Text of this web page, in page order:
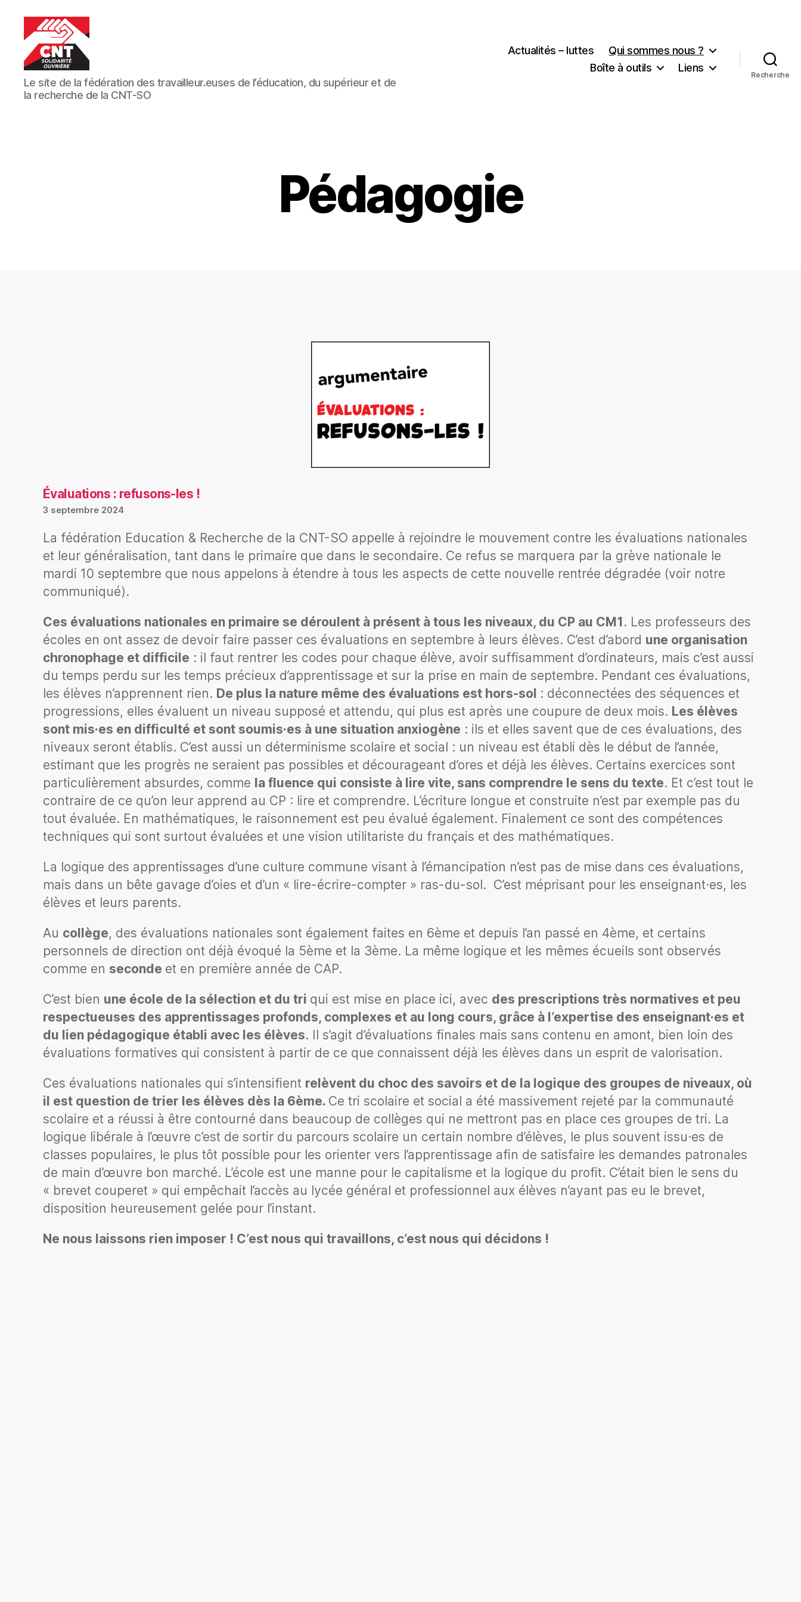
CNT-
SO
Educ
Le site de la fédération des travailleur.euses de l’éducation, du supérieur et de
la recherche de la CNT-SO
Actualités – luttes
Qui sommes nous ?
Boîte à outils
Liens
Recherche
Pédagogie
Évaluations : refusons-les !
3 septembre 2024
La fédération Education & Recherche de la CNT-SO appelle à rejoindre le mouvement contre les évaluations nationales
et leur généralisation, tant dans le primaire que dans le secondaire. Ce refus se marquera par la grève nationale le
mardi 10 septembre que nous appelons à étendre à tous les aspects de cette nouvelle rentrée dégradée (voir notre
communiqué).
Ces évaluations nationales en primaire se déroulent à présent à tous les niveaux, du CP au CM1. Les professeurs des
écoles en ont assez de devoir faire passer ces évaluations en septembre à leurs élèves. C’est d’abord une organisation
chronophage et difficile : il faut rentrer les codes pour chaque élève, avoir suffisamment d’ordinateurs, mais c’est aussi
du temps perdu sur les temps précieux d’apprentissage et sur la prise en main de septembre. Pendant ces évaluations,
les élèves n’apprennent rien. De plus la nature même des évaluations est hors-sol : déconnectées des séquences et
progressions, elles évaluent un niveau supposé et attendu, qui plus est après une coupure de deux mois. Les élèves
sont mis·es en difficulté et sont soumis·es à une situation anxiogène : ils et elles savent que de ces évaluations, des
niveaux seront établis. C’est aussi un déterminisme scolaire et social : un niveau est établi dès le début de l’année,
estimant que les progrès ne seraient pas possibles et décourageant d’ores et déjà les élèves. Certains exercices sont
particulièrement absurdes, comme la fluence qui consiste à lire vite, sans comprendre le sens du texte. Et c’est tout le
contraire de ce qu’on leur apprend au CP : lire et comprendre. L’écriture longue et construite n’est par exemple pas du
tout évaluée. En mathématiques, le raisonnement est peu évalué également. Finalement ce sont des compétences
techniques qui sont surtout évaluées et une vision utilitariste du français et des mathématiques.
La logique des apprentissages d’une culture commune visant à l’émancipation n’est pas de mise dans ces évaluations,
mais dans un bête gavage d’oies et d’un « lire-écrire-compter » ras-du-sol. C’est méprisant pour les enseignant·es, les
élèves et leurs parents.
Au collège, des évaluations nationales sont également faites en 6ème et depuis l’an passé en 4ème, et certains
personnels de direction ont déjà évoqué la 5ème et la 3ème. La même logique et les mêmes écueils sont observés
comme en seconde et en première année de CAP.
C’est bien une école de la sélection et du tri qui est mise en place ici, avec des prescriptions très normatives et peu
respectueuses des apprentissages profonds, complexes et au long cours, grâce à l’expertise des enseignant·es et
du lien pédagogique établi avec les élèves. Il s’agit d’évaluations finales mais sans contenu en amont, bien loin des
évaluations formatives qui consistent à partir de ce que connaissent déjà les élèves dans un esprit de valorisation.
Ces évaluations nationales qui s’intensifient relèvent du choc des savoirs et de la logique des groupes de niveaux, où
il est question de trier les élèves dès la 6ème. Ce tri scolaire et social a été massivement rejeté par la communauté
scolaire et a réussi à être contourné dans beaucoup de collèges qui ne mettront pas en place ces groupes de tri. La
logique libérale à l’œuvre c’est de sortir du parcours scolaire un certain nombre d’élèves, le plus souvent issu·es de
classes populaires, le plus tôt possible pour les orienter vers l’apprentissage afin de satisfaire les demandes patronales
de main d’œuvre bon marché. L’école est une manne pour le capitalisme et la logique du profit. C’était bien le sens du
« brevet couperet » qui empêchait l’accès au lycée général et professionnel aux élèves n’ayant pas eu le brevet,
disposition heureusement gelée pour l’instant.
Ne nous laissons rien imposer ! C’est nous qui travaillons, c’est nous qui décidons !